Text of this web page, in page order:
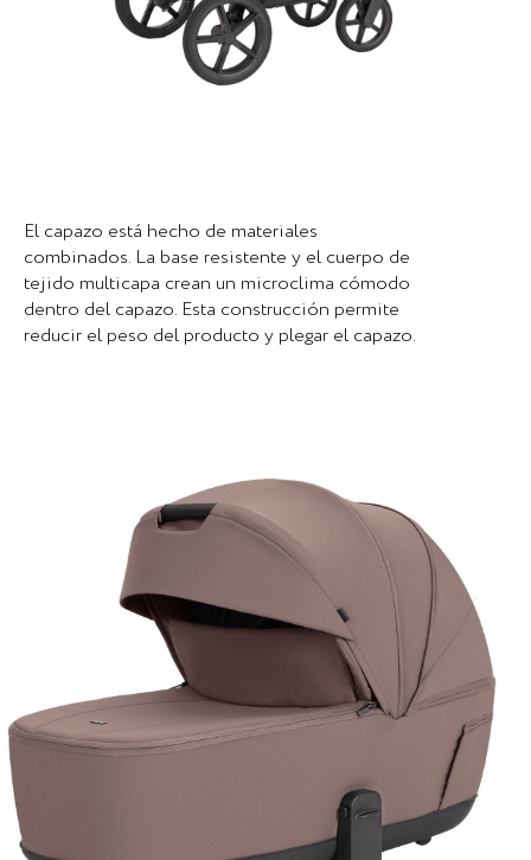
El capazo está hecho de materiales
combinados. La base resistente y el cuerpo de
tejido multicapa crean un microclima cómodo
dentro del capazo. Esta construcción permite
reducir el peso del producto y plegar el capazo.